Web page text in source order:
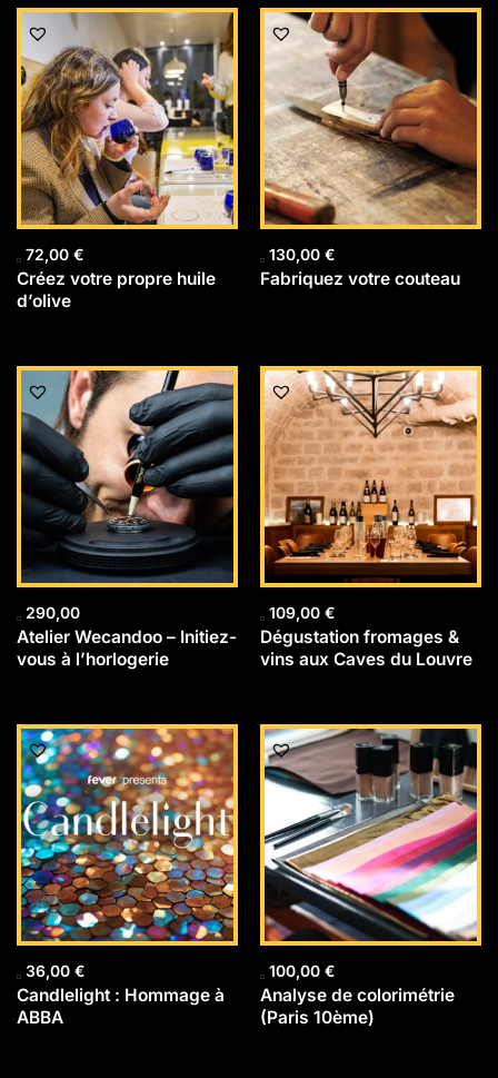
72,00 €
Créez votre propre huile
d’olive
130,00 €
Fabriquez votre couteau
290,00
Atelier Wecandoo – Initiez-
vous à l’horlogerie
109,00 €
Dégustation fromages &
vins aux Caves du Louvre
36,00 €
Candlelight : Hommage à
ABBA
100,00 €
Analyse de colorimétrie
(Paris 10ème)